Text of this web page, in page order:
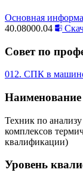
Основная
40.08000.04
Совет по
012. СПК в
Техник по
комплексов
квалификации)
Уровень